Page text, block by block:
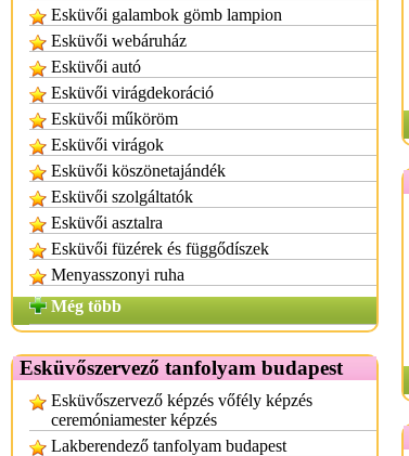
Esküvői galambok gömb lampion
Esküvői webáruház
Esküvői autó
Esküvői virágdekoráció
Esküvői műköröm
Esküvői virágok
Esküvői köszönetajándék
Esküvői szolgáltatók
Esküvői asztalra
Esküvői füzérek és függődíszek
Menyasszonyi ruha
Még több
Esküvőszervező tanfolyam budapest
Esküvőszervező képzés vőfély képzés
ceremóniamester képzés
Lakberendező tanfolyam budapest